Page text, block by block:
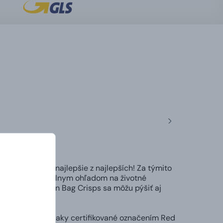
tie najlepšie z najlepších! Za týmito
a s maximálnym ohľadom na životné
Brown Bag Crisps sa môžu pýšiť aj
britské zemiaky certifikované označením Red